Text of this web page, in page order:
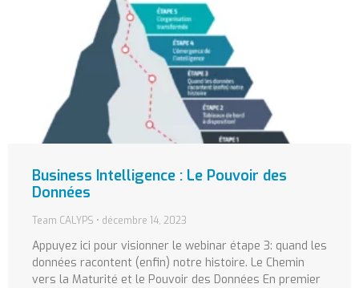
Business Intelligence : Le Pouvoir des
Données
Team CALYPS décembre 14, 2023
Appuyez ici pour visionner le webinar étape 3: quand les
données racontent (enfin) notre histoire. Le Chemin
vers la Maturité et le Pouvoir des Données En premier